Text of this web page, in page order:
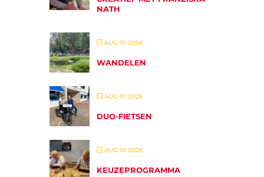
NATH
AUG 10 2026
WANDELEN
AUG 10 2026
DUO-FIETSEN
AUG 10 2026
KEUZEPROGRAMMA